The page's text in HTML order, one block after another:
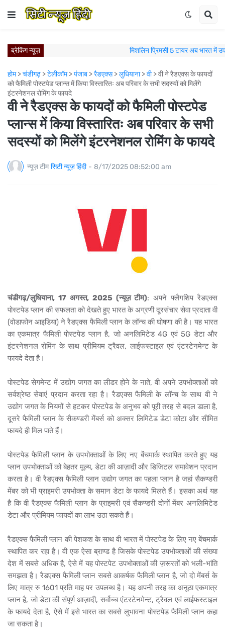
ब्रेकिंग न्यूज़ मिशलिन प्रिमसी 5 टायर अब भारत में
विश्व रक्तदाता दिवस पर वीएफएस ग्लोबल के कर्मचारियों का
ज़्यादा स्टाइल, ज़्यादा विशिष्टता: Škoda Auto India ने Slavia
कैम्ब्रिज से जुड़ा पंजाब यूनिवर्सिटी का साथ, अब अंग्रेजी दक्षता से
न्युवोको विस्टास ने लुधियाना नॉर्थ में नए रेडी-मिक्स कंक्रीट प्लांट के साथ
ऑल अकोर और इंडिगो ब्लूचिप ने भारत में रणनीतिक रेसिप्रोकल
पुणे में जन्मी। प्राग में जश्न मनाया गया: Škoda Kylaq ने एक
मिशलिन इंडिया का पंचकुला में विस्तार; नए मिशलिन टायर्स
मिशलिन इंडिया का नए मिशलिन टायर्स एंड सर्विसेज स्टोर
होम >चंडीगढ़ >टेलीकॉम>पंजाब >रैडएक्स>लुधियाना>वी>वी ने रैडएक्स के फायदों
को फैमिली पोस्टपेड प्लान्स में किया विस्तारितः अब परिवार के सभी सदस्यों को मिलेंगे
इंटरनेशनल रोमिंग के फायदे
वी ने रैडएक्स के फायदों को फैमिली पोस्टपेड
प्लान्स में किया विस्तारितः अब परिवार के सभी
सदस्यों को मिलेंगे इंटरनेशनल रोमिंग के फायदे
न्यूज़ टीम सिटी न्यूज़ हिंदी - 8/17/2025 08:52:00 am
चंडीगढ़/लुधियाना, 17 अगस्त, 2025 (न्यूज़ टीम): अपने फ्लैगशिप रैडएक्स
पोस्टपेड प्लान की सफलता को देखते हुए भारत के अग्रणी दूरसंचार सेवा प्रदाता वी
(वोडाफोन आइडिया) ने रैडएक्स फैमिली प्लान के लॉन्च की घोषणा की है। यह भारत
का एकमात्र फैमिली पोस्टपेड प्लान है, जो अनलिमिटेड4G एवं 5G डेटा और
इंटरनेशनल रोमिंग के साथ प्रीमियम ट्रैवल, लाईफस्टाइल एवं एंटरटेनमेन्ट के
फायदे देता है।
पोस्टपेड सेगमेन्ट में उद्योग जगत का लीडर होने के नाते, वी अपने उपभोक्ताओं को
सर्वश्रेष्ठ सेवाएं प्रदान करता रहा है। रैडएक्स फैमिली के लॉन्च के साथ वी ने
उद्योग जगत के नियमों से हटकर पोस्टपेड के अनुभव को पूरी तरह से बदल डाला है,
दूसरे फैमिली प्लान के सैकण्डरी मेंबर्स को अक्सर लिमिटेड डेटा कोटा और सीमित
फायदे ही मिल पाते हैं।
पोस्टपेड फैमिली प्लान के उपभोक्ताओं के लिए नए बेंचमार्क स्थापित करते हुए यह
प्लान उपभोक्ताओं को बेहतर मूल्य, डेटा की आज़ादी और डिजिटल समावेशन प्रदान
करता है। वी रैडएक्स फैमिली प्लान उद्योग जगत का पहला प्लान है जहां सैकण्डरी
मेंबर को भी प्राइमरी उपभोक्ता के समान डेटा के फायदे मिलते हैं। इसका अर्थ यह
है कि वी रैडएक्स फैमिली प्लान के प्राइमरी एवं सैकण्डरी दोनों मेंबर अनलिमिटेड
डेटा और प्रीमियम फायदों का लाभ उठा सकते हैं।
रैडएक्स फैमिली प्लान की पेशकश के साथ वी भारत में पोस्टपेड के लिए नए बेंचमार्क
स्थापित कर रहा है। वी एक ऐसा ब्राण्ड है जिसके पोस्टपेड उपभोक्ताओं की संख्या
देश में सबसे अधिक है, ऐसे में यह पोस्टपेट उपभोक्ताओं की ज़रूरतों को भली-भांति
समझता है। रैडएक्स फैमिली प्लान सबसे आकर्षक फैमिली प्लान है, जो दो मेंबर्स के
लिए मात्र रु 1601 प्रति माह पर उपलब्ध है। यह अपनी तरह का अनूठा एकमात्र
प्लान है, जो डेटा की संपूर्ण आज़ादी, सर्वोच्च एंटरटेनमेन्ट, ट्रैवल एवं लाईफस्टाइल
के फायदे देता है, ऐसे में इसे भारत का सबसे लुभावना पोस्टपेड फैमिली प्लान कहा
जा सकता है।